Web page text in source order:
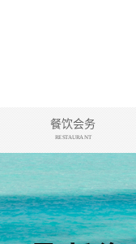
餐饮会务
RESTAURANT